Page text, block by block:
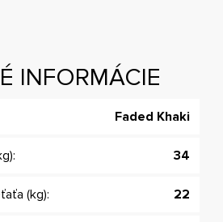
INFORMÁCIE
Faded Khaki
34
(kg): 22